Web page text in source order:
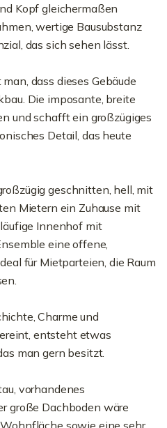
Kopf gleichermaßen
wertige Bausubstanz
das sich sehen lässt.
dass dieses Gebäude
Die imposante, breite
und schafft ein großzügiges
Detail, das heute
geschnitten, hell, mit
Mietern ein Zuhause mit
Innenhof mit
eine offene,
für Mietparteien, die Raum
Charme und
entsteht etwas
man gern besitzt.
vorhandenes
große Dachboden wäre
sowie eine sehr